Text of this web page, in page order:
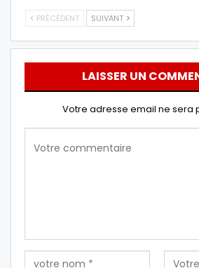
PRÉCÉDENT SUIVANT
LAISSER UN
Votre adresse email ne sera